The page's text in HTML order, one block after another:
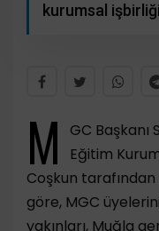
kurumsal
M
GC
Eğitim
Coşkun
göre, MGC
yakınları, Muğla